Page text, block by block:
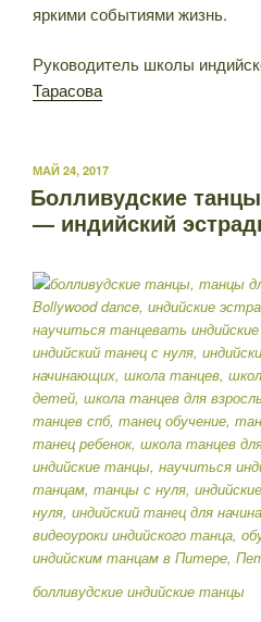
яркими событиями жизнь.
Руководитель школы
Тарасова
ОПУБЛИКОВАНО
МАЙ 24, 2017
Болливудские
— индийский
болливудские индийские танцы